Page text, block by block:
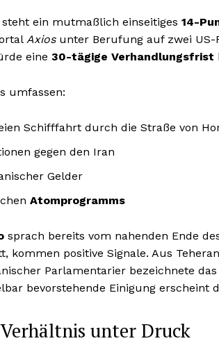
ein mutmaßlich einseitiges 14-
Axiosunter Berufung auf zwei US-
eine 30-tägige Verhandlungsfrist
umfassen:
Schifffahrt durch die Straße von
gegen den Iran
Gelder
Atomprogramms
sprach bereits vom nahenden Ende
positive Signale. Aus
Parlamentarier bezeichnete
bevorstehende Einigung erscheint
unter Druck